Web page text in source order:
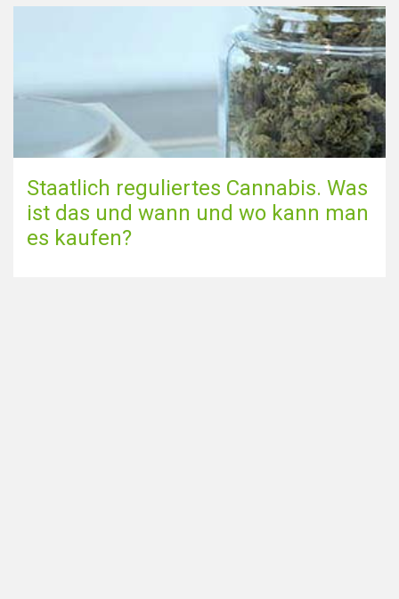
Staatlich reguliertes Cannabis. Was
ist das und wann und wo kann man
es kaufen?